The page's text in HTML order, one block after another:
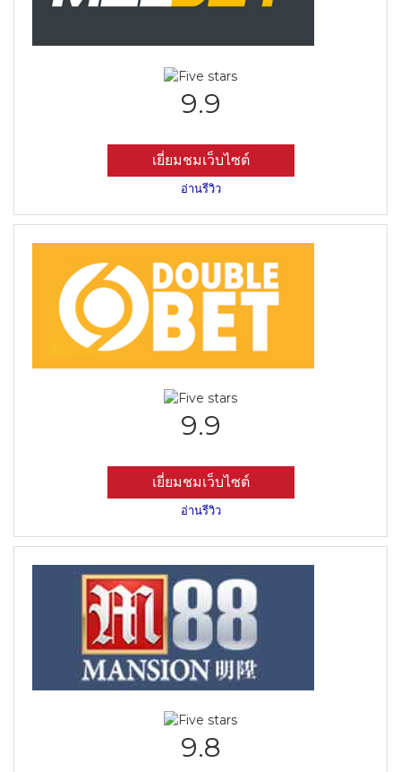
9.9
เยี่ยมชมเว็บไซต์
อ่านรีวิว
9.9
เยี่ยมชมเว็บไซต์
อ่านรีวิว
9.8